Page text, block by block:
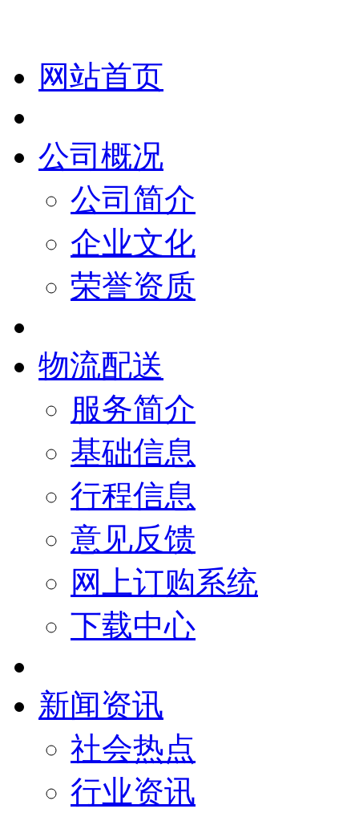
网站首页
公司概况
公司简介
企业文化
荣誉资质
物流配送
服务简介
基础信息
行程信息
意见反馈
网上订购系统
下载中心
新闻资讯
社会热点
行业资讯